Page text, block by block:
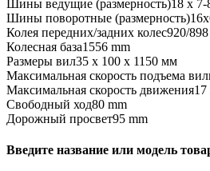
Шины ведущие (размерность)18 x 7-
Шины поворотные (размерность)
Колея передних/задних колес920/
Колесная база1556 mm
Размеры вил35 x 100 x 1150 мм
Максимальная скорость подъема
Максимальная скорость движения17
Свободный ход80 mm
Дорожный просвет95 mm
Введите название или модель